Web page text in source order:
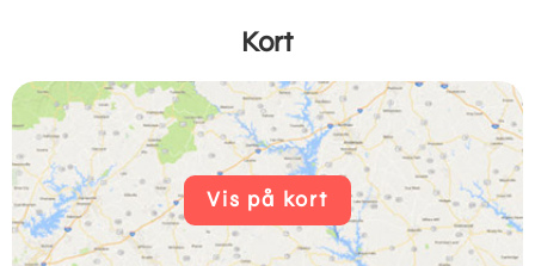
Kort
Vis på kort